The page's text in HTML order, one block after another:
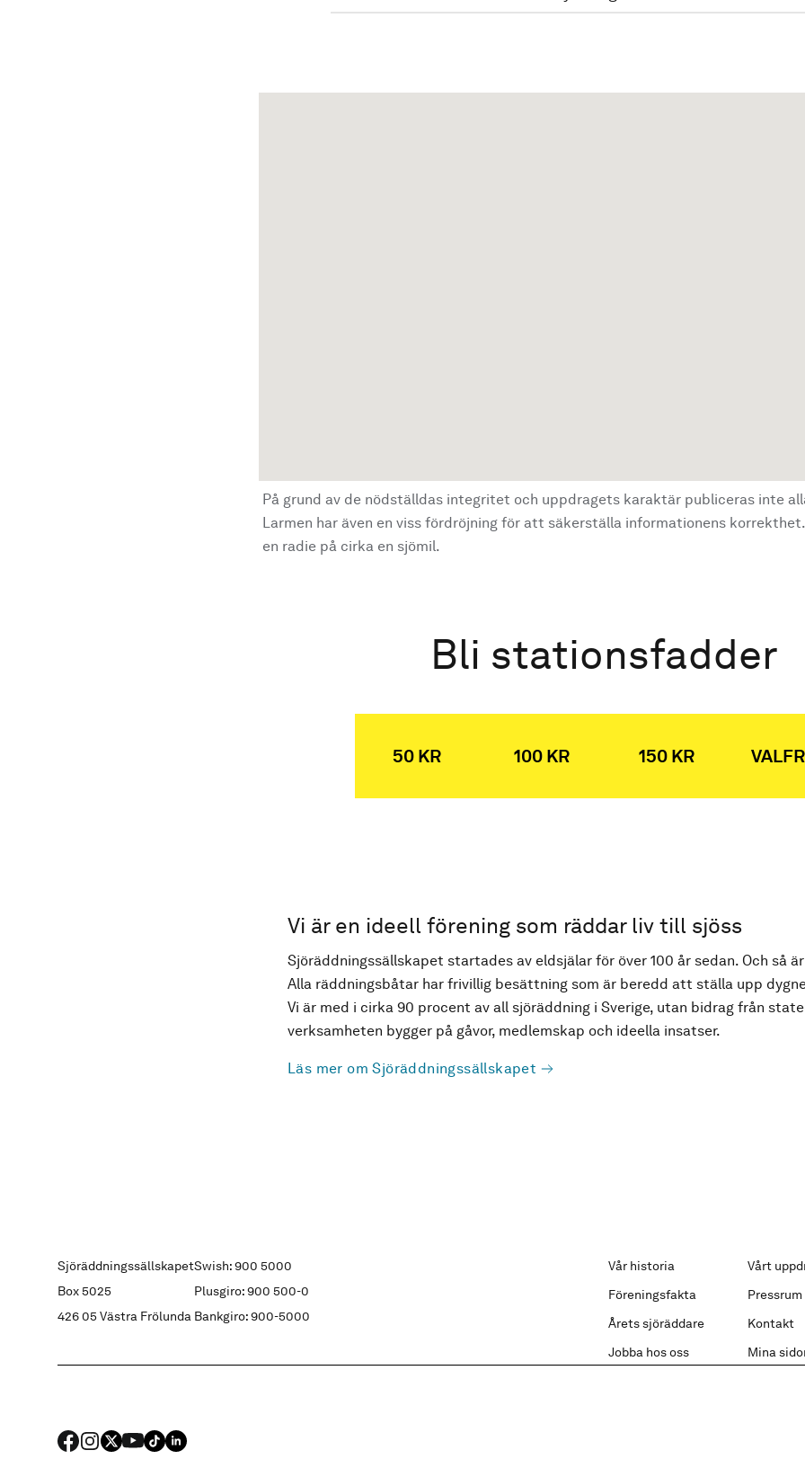
På grund av de nödställdas integritet och uppdragets karaktär publiceras inte
Larmen har även en viss fördröjning för att säkerställa informationens
en radie på cirka en sjömil.
Bli stationsfadder
50 KR 100 KR 150 KR
Vi är en ideell förening som räddar liv till sjöss
Sjöräddningssällskapet startades av eldsjälar för över 100 år sedan. Och så
Alla räddningsbåtar har frivillig besättning som är beredd att ställa upp
Vi är med i cirka 90 procent av all sjöräddning i Sverige, utan bidrag från
verksamheten bygger på gåvor, medlemskap och ideella insatser.
Läs mer om Sjöräddningssällskapet
Sjöräddningssällskapet
Box 5025
426 05 Västra Frölunda
Swish: 900 5000
Plusgiro: 900 500-0
Bankgiro: 900-5000
Vår historia Vårt
Föreningsfakta
Pressrum
Årets sjöräddare
Kontakt
Jobba hos oss
Mina
FACEBOOK
Instagram
X YouTube
TIKTOKLINKED IN